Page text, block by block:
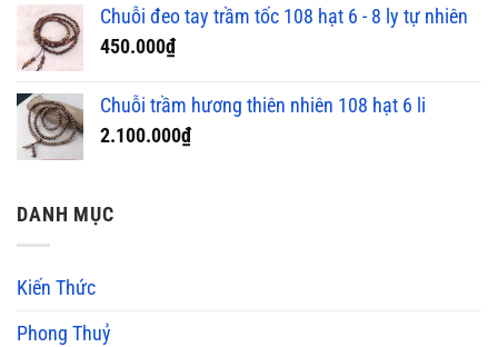
Chuỗi đeo tay trầm tốc 108 hạt 6 - 8 ly tự nhiên
450.000₫
Chuỗi trầm hương thiên nhiên 108 hạt 6 li
2.100.000₫
DANH MỤC
Kiến Thức
Phong Thuỷ